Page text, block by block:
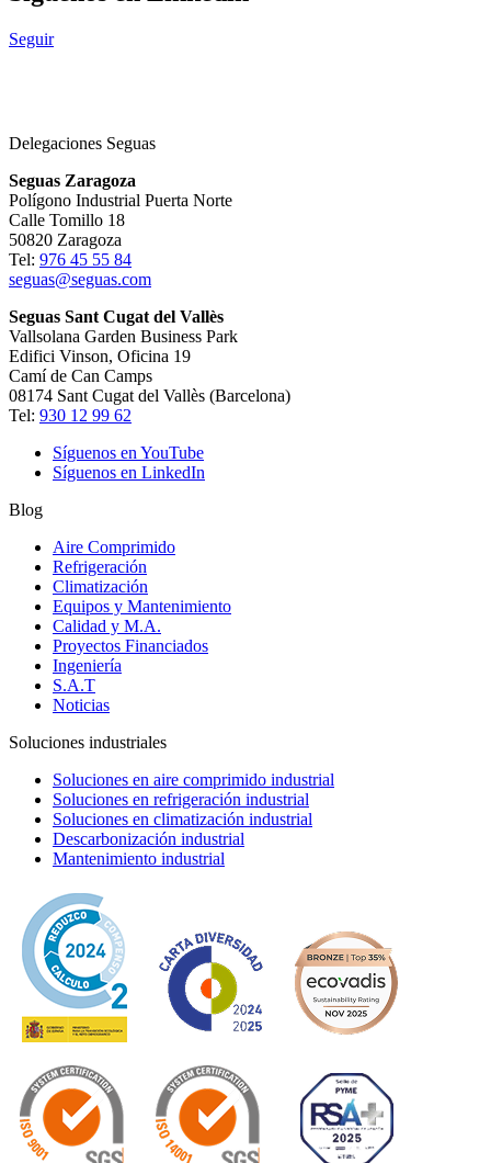
Seguir
Delegaciones Seguas
Seguas Zaragoza
Polígono Industrial Puerta Norte
Calle Tomillo 18
50820 Zaragoza
Tel: 976 45 55 84
seguas@seguas.com
Seguas Sant Cugat del Vallès
Vallsolana Garden Business Park
Edifici Vinson, Oficina 19
Camí de Can Camps
08174 Sant Cugat del Vallès (Barcelona)
Tel: 930 12 99 62
Síguenos en YouTube
Síguenos en LinkedIn
Blog
Aire Comprimido
Refrigeración
Climatización
Equipos y Mantenimiento
Calidad y M.A.
Proyectos Financiados
Ingeniería
S.A.T
Noticias
Soluciones industriales
Soluciones en aire comprimido industrial
Soluciones en refrigeración industrial
Soluciones en climatización industrial
Descarbonización industrial
Mantenimiento industrial